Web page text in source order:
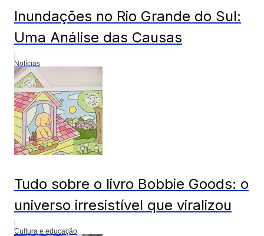
Inundações no Rio Grande do Sul:
Uma Análise das Causas
Notícias
Tudo sobre o livro Bobbie Goods: o
universo irresistível que viralizou
Cultura e educação